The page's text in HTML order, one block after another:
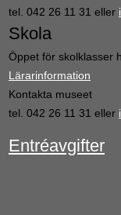
tel. 042 26 11 31 eller
Skola
Öppet för skolklasser
Lärarinformation
Kontakta museet
tel. 042 26 11 31 eller
Entréavgifter